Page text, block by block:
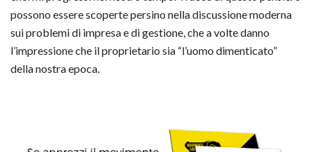
possono essere scoperte persino nella discussione moderna
sui problemi di impresa e di gestione, che a volte danno
l’impressione che il proprietario sia “l’uomo dimenticato”
della nostra epoca.